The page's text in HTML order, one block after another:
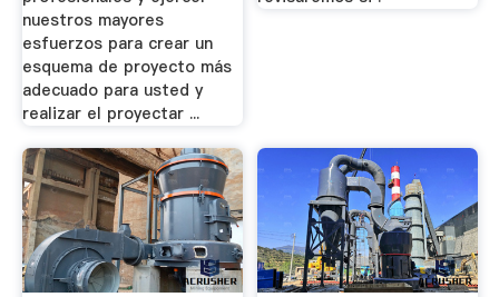
nuestros mayores
esfuerzos para crear un
esquema de proyecto más
adecuado para usted y
realizar el proyectar ...